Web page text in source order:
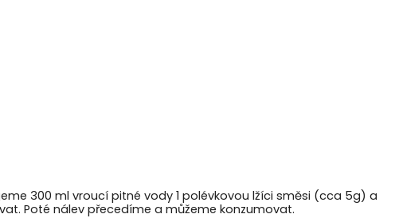
300 ml vroucí pitné vody 1 polévkovou lžíci směsi (cca 5g) a
Poté nálev přecedíme a můžeme konzumovat.